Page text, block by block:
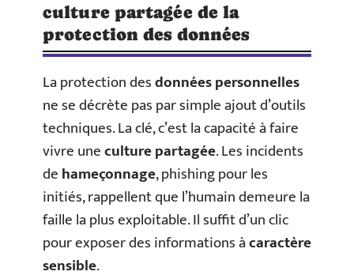
culture partagée de la
protection des données
La protection desdonnées personnelles
ne se décrète pas par simple ajout d’outils
techniques. La clé, c’est la capacité à faire
vivre uneculture partagée. Les incidents
dehameçonnage, phishing pour les
initiés, rappellent que l’humain demeure la
faille la plus exploitable. Il suffit d’un clic
pour exposer des informations àcaractère
sensible.